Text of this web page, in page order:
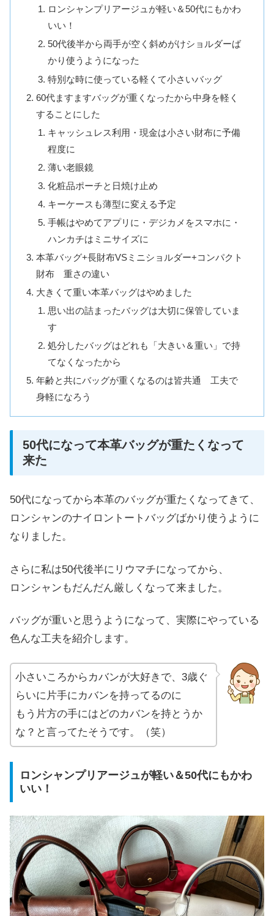
ロンシャンプリアージュが軽い＆50代にもかわ
いい！
50代後半から両手が空く斜めがけショルダーば
かり使うようになった
特別な時に使っている軽くて小さいバッグ
60代ますますバッグが重くなったから中身を軽く
することにした
キャッシュレス利用・現金は小さい財布に予備
程度に
薄い老眼鏡
化粧品ポーチと日焼け止め
キーケースも薄型に変える予定
手帳はやめてアプリに・デジカメをスマホに・
ハンカチはミニサイズに
本革バッグ+長財布VSミニショルダー+コンパクト
財布 重さの違い
大きくて重い本革バッグはやめました
思い出の詰まったバッグは大切に保管していま
す
処分したバッグはどれも「大きい＆重い」で持
てなくなったから
年齢と共にバッグが重くなるのは皆共通 工夫で
身軽になろう
50代になって本革バッグが重たくなって
来た
50代になってから本革のバッグが重たくなってきて、
ロンシャンのナイロントートバッグばかり使うように
なりました。
さらに私は50代後半にリウマチになってから、
ロンシャンもだんだん厳しくなって来ました。
バッグが重いと思うようになって、実際にやっている
色んな工夫を紹介します。
小さいころからカバンが大好きで、3歳ぐ
らいに片手にカバンを持ってるのに
もう片方の手にはどのカバンを持とうか
な？と言ってたそうです。（笑）
ロンシャンプリアージュが軽い＆50代にもかわ
いい！